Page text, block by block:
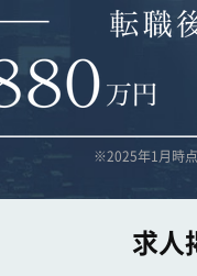
※2025年1月時点
求人